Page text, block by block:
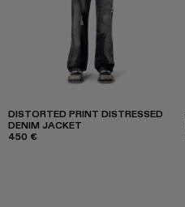
DISTORTED PRINT DISTRESSED
DENIM JACKET
450 €